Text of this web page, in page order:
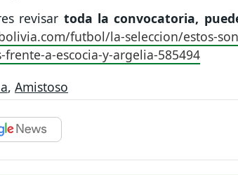
revisar toda la convocatoria,
futbol/la-seleccion/estos-
a-escocia-y-argelia-585494
, Amistoso